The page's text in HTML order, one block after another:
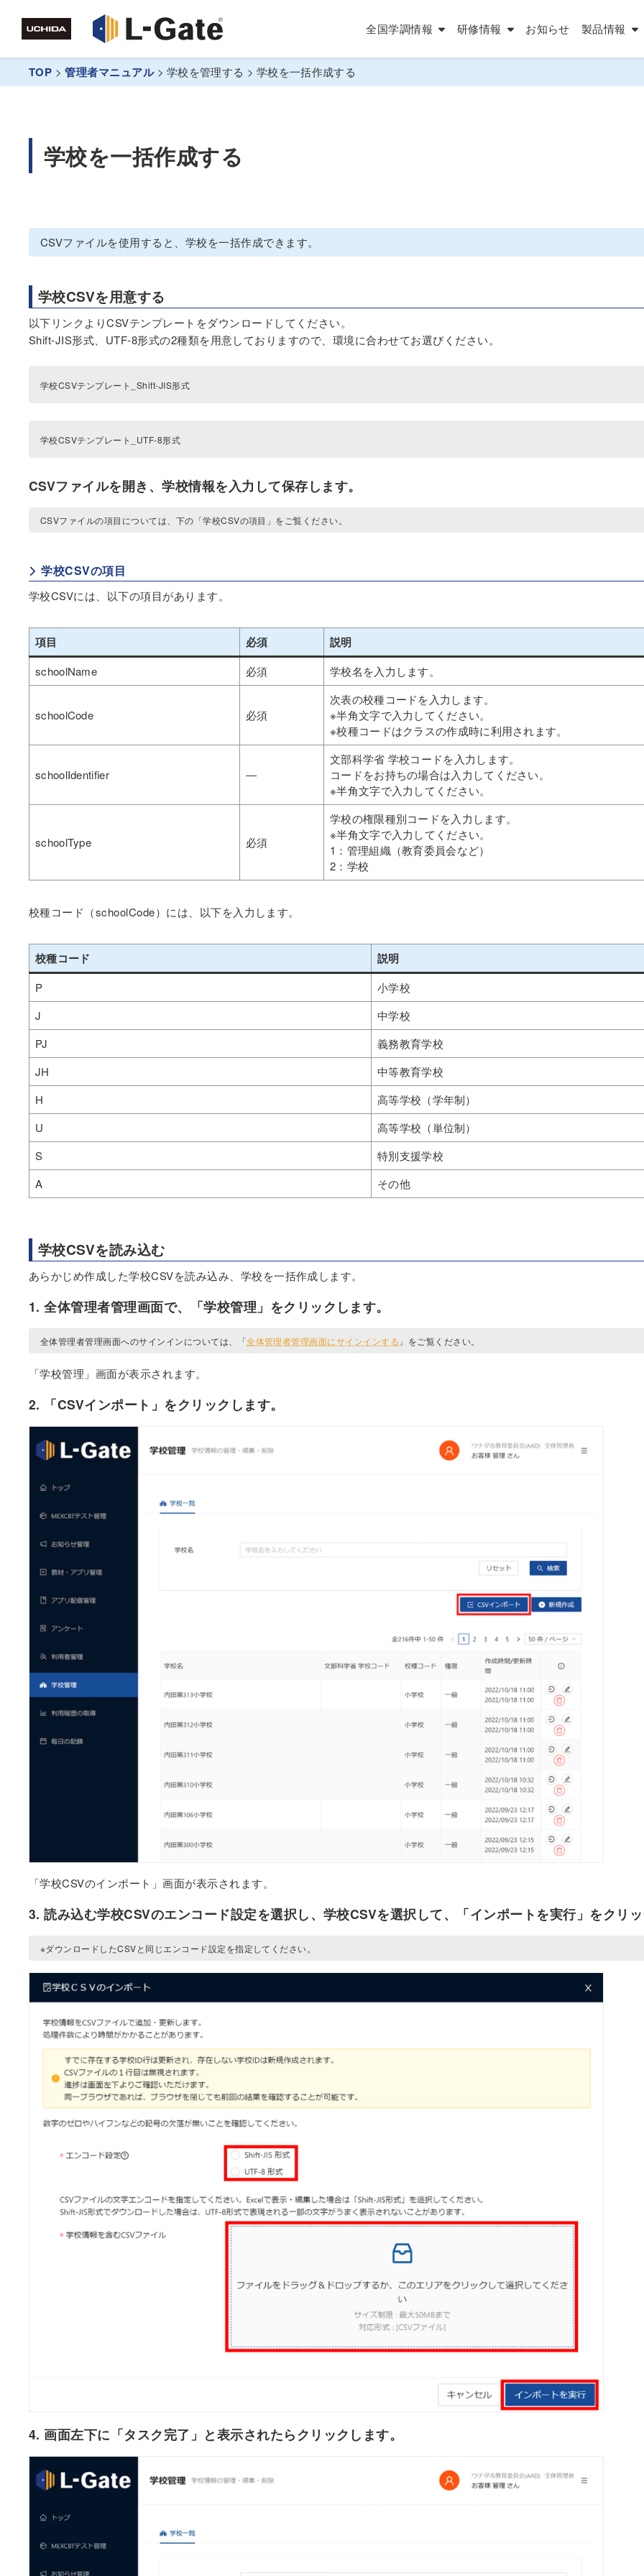
全国学調情報 研修情報 お知らせ 製品情報
TOP >管理者マニュアル>学校を管理する >学校を一括作成する
学校を一括作成する
CSVファイルを使用すると、学校を一括作成できます。
学校CSVを用意する
以下リンクよりCSVテンプレートをダウンロードしてください。
Shift-JIS形式、UTF-8形式の2種類を用意しておりますので、環境に合わせてお選びください。
学校CSVテンプレート_Shift-JIS形式
学校CSVテンプレート_UTF-8形式
CSVファイルを開き、学校情報を入力して保存します。
CSVファイルの項目については、下の「学校CSVの項目」をご覧ください。
学校CSVの項目
学校CSVには、以下の項目があります。
項目 必須 説明
schoolName 必須 学校名を入力します。
schoolCode 必須
次表の校種コードを入力します。
※半角文字で入力してください。
※校種コードはクラスの作成時に利用されます。
schoolIdentifier ―
文部科学省 学校コードを入力します。
コードをお持ちの場合は入力してください。
※半角文字で入力してください。
schoolType 必須
学校の権限種別コードを入力します。
※半角文字で入力してください。
1：管理組織（教育委員会など）
2：学校
校種コード（schoolCode）には、以下を入力します。
校種コード 説明
P
小学校
J
中学校
PJ
義務教育学校
JH
中等教育学校
H
高等学校（学年制）
U
高等学校（単位制）
S
特別支援学校
A
その他
学校CSVを読み込む
あらかじめ作成した学校CSVを読み込み、学校を一括作成します。
1. 全体管理者管理画面で、「学校管理」をクリックします。
全体管理者管理画面へのサインインについては、「全体管理者管理画面にサインインする 」をご覧ください。
「学校管理」画面が表示されます。
2. 「CSVインポート」をクリックします。
「学校CSVのインポート」画面が表示されます。
3. 読み込む学校CSVのエンコード設定を選択し、学校CSVを選択して、「インポートを実行」をクリッ
※ダウンロードしたCSVと同じエンコード設定を指定してください。
4.画面左下に「タスク完了」と表示されたらクリックします。